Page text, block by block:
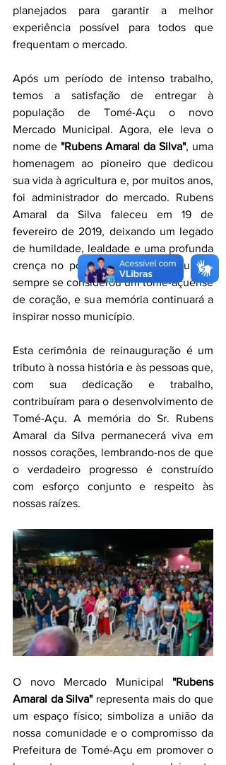
planejados para garantir a melhor
experiência possível para todos que
frequentam o mercado.
Após um período de intenso trabalho,
temos a satisfação de entregar à
população de Tomé-Açu o novo
Mercado Municipal. Agora, ele leva o
nome de "Rubens Amaral da Silva", uma
homenagem ao pioneiro que dedicou
sua vida à agricultura e, por muitos anos,
foi administrador do mercado. Rubens
Amaral da Silva faleceu em 19 de
fevereiro de 2019, deixando um legado
de humildade, lealdade e uma profunda
crença no potencial de Tomé-Açu. Ele
sempre se considerou um tomé-açuense
de coração, e sua memória continuará a
inspirar nosso município.
Esta cerimônia de reinauguração é um
tributo à nossa história e às pessoas que,
com sua dedicação e trabalho,
contribuíram para o desenvolvimento de
Tomé-Açu. A memória do Sr. Rubens
Amaral da Silva permanecerá viva em
nossos corações, lembrando-nos de que
o verdadeiro progresso é construído
com esforço conjunto e respeito às
nossas raízes.
O novo Mercado Municipal "Rubens
Amaral da Silva" representa mais do que
um espaço físico; simboliza a união da
nossa comunidade e o compromisso da
Prefeitura de Tomé-Açu em promover o